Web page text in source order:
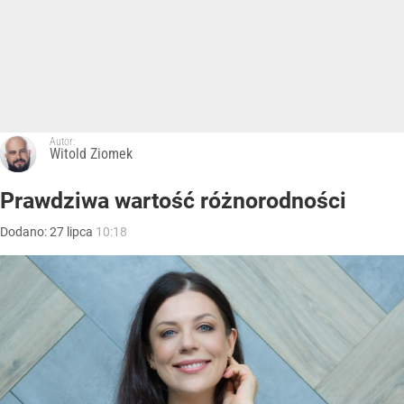
Autor:
Witold Ziomek
Prawdziwa wartość różnorodności
Dodano:27 lipca 10:18